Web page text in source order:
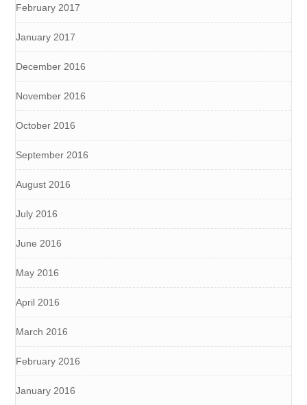
February 2017
January 2017
December 2016
November 2016
October 2016
September 2016
August 2016
July 2016
June 2016
May 2016
April 2016
March 2016
February 2016
January 2016